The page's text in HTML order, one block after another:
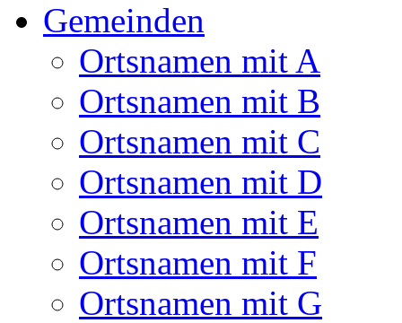
Gemeinden
Ortsnamen mit A
Ortsnamen mit B
Ortsnamen mit C
Ortsnamen mit D
Ortsnamen mit E
Ortsnamen mit F
Ortsnamen mit G